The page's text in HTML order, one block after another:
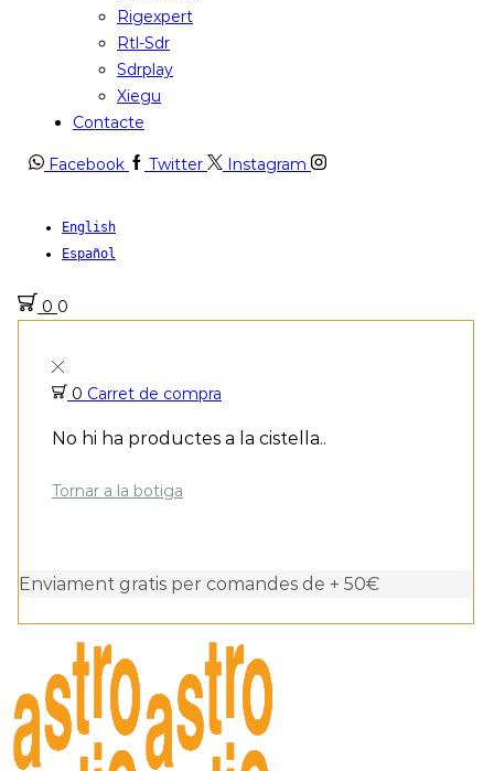
Rigexpert
Rtl-Sdr
Sdrplay
Xiegu
Contacte
Facebook Twitter Instagram
English
Español
0 0
0 Carret de compra
No hi ha productes a la cistella..
Tornar a la botiga
Enviament gratis per comandes de + 50€